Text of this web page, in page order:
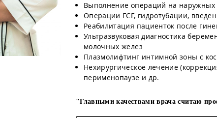
Выполнение операций на наружных
Операции ГСГ, гидротубации,
Реабилитация пациенток после
Ультразвуковая диагностика
молочных желез
Плазмолифтинг интимной зоны с
Нехирургическое лечение
перименопаузе и др.
"Главными качествами врача считаю